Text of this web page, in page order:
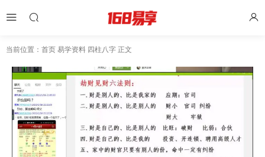
当前位置： 首页 易学资料 四柱八字 正文